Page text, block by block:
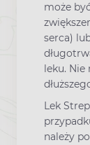
może
serca)
leku. Nie
Lek
należy